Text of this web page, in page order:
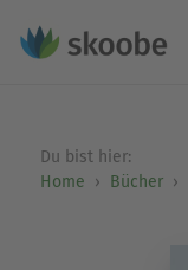
Du bist hier:
Home
Bücher